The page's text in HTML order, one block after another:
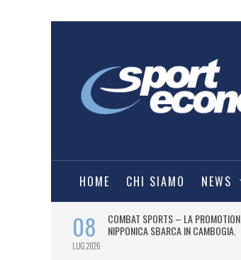
HOME CHI SIAMO NEWS
08
LUG 2026
COMBAT SPORTS – LA PROMOTION
NIPPONICA SBARCA IN CAMBOGIA.